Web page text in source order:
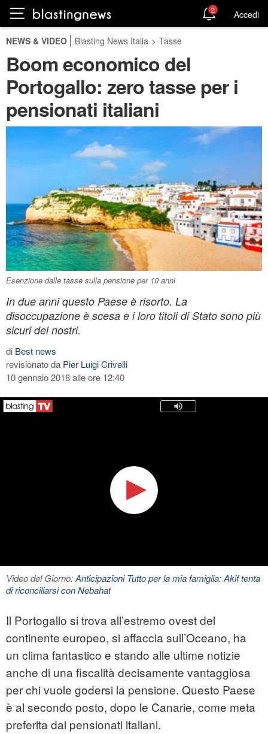
2 Accedi
NEWS & VIDEO Blasting News Italia > Tasse
Boom economico del
Portogallo: zero tasse per i
pensionati italiani
Esenzione dalle tasse sulla pensione per 10 anni
In due anni questo Paese è risorto. La
disoccupazione è scesa e i loro titoli di Stato sono più
sicuri dei nostri.
di Best news
revisionato da Pier Luigi Crivelli
10 gennaio 2018 alle ore 12:40
Video del Giorno:Anticipazioni Tutto per la mia famiglia: Akif tenta
di riconciliarsi con Nebahat
Il Portogallo si trova all’estremo ovest del
continente europeo, si affaccia sull’Oceano, ha
un clima fantastico e stando alle ultime notizie
anche di una fiscalità decisamente vantaggiosa
per chi vuole godersi la pensione. Questo Paese
è al secondo posto, dopo le Canarie, come meta
preferita dai pensionati italiani.